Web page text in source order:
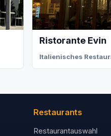
Ristorante Evin
Italienisches
Restaurants
Restaurantauswahl